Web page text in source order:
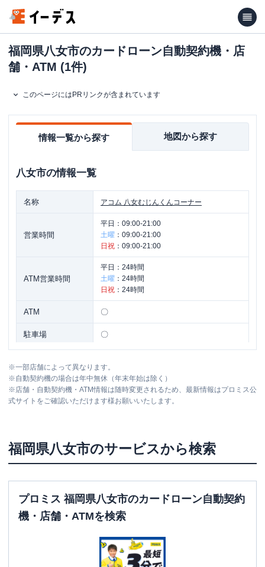
福岡県八女市のカードローン自動契約機・店
舗・ATM (1件)
このページにはPRリンクが含まれています
情報一覧から探す 地図から探す
八女市の情報一覧
名称 アコム 八女むじんくんコーナー
営業時間
平日： 09:00-21:00
土曜 ： 09:00-21:00
日祝 ： 09:00-21:00
ATM営業時間
平日： 24時間
土曜 ： 24時間
日祝 ： 24時間
ATM 〇
駐車場 〇
※一部店舗によって異なります。
※自動契約機の場合は年中無休（年末年始は除く）
※店舗・自動契約機・ATM情報は随時変更されるため、最新情報はプロミス公
式サイトをご確認いただけます様お願いいたします。
福岡県八女市のサービスから検索
プロミス 福岡県八女市のカードローン自動契約
機・店舗・ATMを検索